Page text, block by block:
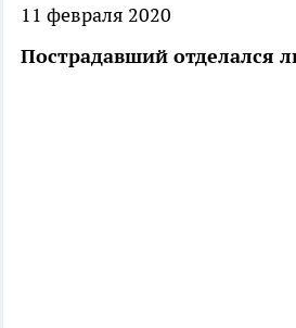
11 февраля 2020
Пострадавший отделался